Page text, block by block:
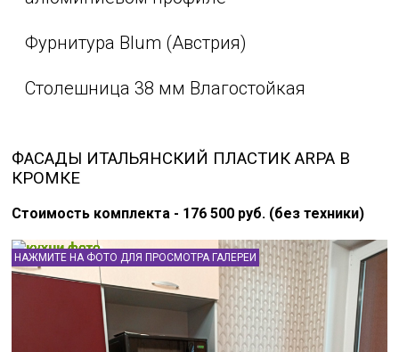
Фурнитура Blum (Австрия)
Столешница 38 мм Влагостойкая
ФАСАДЫ ИТАЛЬЯНСКИЙ ПЛАСТИК ARPA В
КРОМКЕ
Стоимость комплекта - 176 500 руб. (без техники)
НАЖМИТЕ НА ФОТО ДЛЯ ПРОСМОТРА ГАЛЕРЕИ